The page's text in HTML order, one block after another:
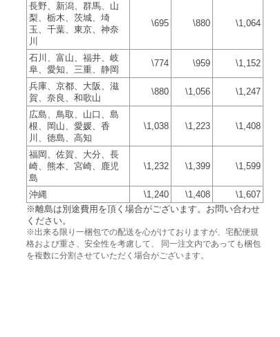
長野、新潟、群馬、山
梨、栃木、茨城、埼
玉、千葉、東京、神奈
川
\695 \880 \1,064
石川、富山、福井、岐
阜、愛知、三重、静岡
\774 \959 \1,152
兵庫、京都、大阪、滋
賀、奈良、和歌山
\880 \1,056 \1,247
広島、鳥取、山口、島
根、岡山、愛媛、香
川、徳島、高知
\1,038 \1,223 \1,408
福岡、佐賀、大分、長
崎、熊本、宮崎、鹿児
島
\1,232 \1,399 \1,599
沖縄 \1,240 \1,408
\1,607
※離島は別途費用を頂く場合がございます。お問い合わせ
ください。
※出来る限り一梱包での配送を心がけておりますが、宅配便規
格および重さ、安全性を考慮して、 同一注文内であっても梱包
を複数に分割させていただく場合がございます。